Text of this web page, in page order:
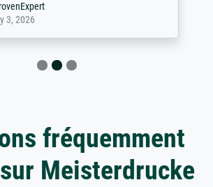
2026
fréquemment
Meisterdrucke